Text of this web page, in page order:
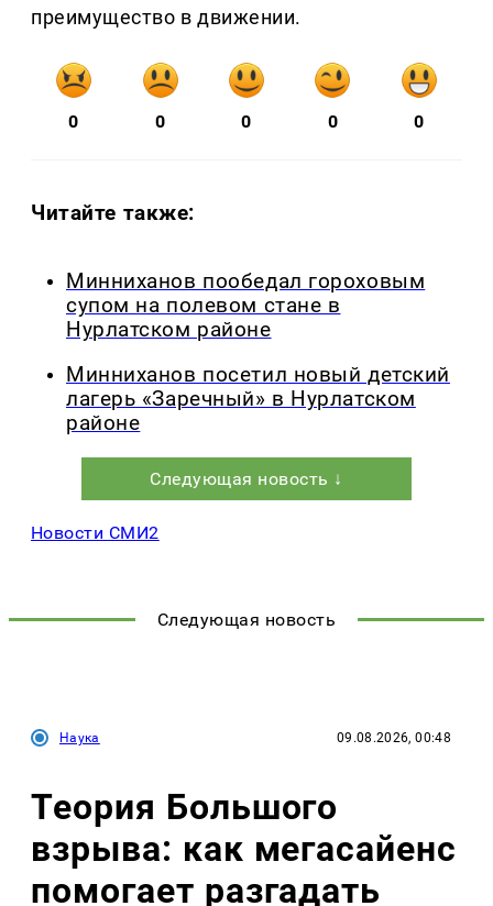
преимущество в движении.
0 0 0 0 0
Читайте также:
Минниханов пообедал гороховым
супом на полевом стане в
Нурлатском районе
Минниханов посетил новый детский
лагерь «Заречный» в Нурлатском
районе
Следующая новость ↓
Новости СМИ2
Следующая новость
Наука 09.08.2026, 00:48
Теория Большого
взрыва: как мегасайенс
помогает разгадать